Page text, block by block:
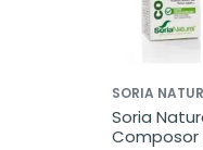
SORIA
Soria
Composor